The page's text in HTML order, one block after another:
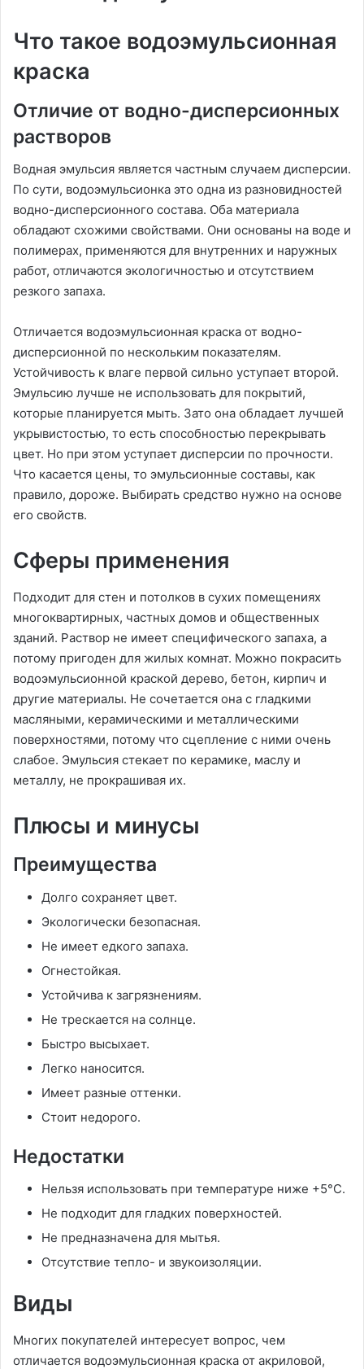
Что такое водоэмульсионная
краска
Отличие от водно-дисперсионных
растворов
Водная эмульсия является частным случаем дисперсии.
По сути, водоэмульсионка это одна из разновидностей
водно-дисперсионного состава. Оба материала
обладают схожими свойствами. Они основаны на воде и
полимерах, применяются для внутренних и наружных
работ, отличаются экологичностью и отсутствием
резкого запаха.
Отличается водоэмульсионная краска от водно-
дисперсионной по нескольким показателям.
Устойчивость к влаге первой сильно уступает второй.
Эмульсию лучше не использовать для покрытий,
которые планируется мыть. Зато она обладает лучшей
укрывистостью, то есть способностью перекрывать
цвет. Но при этом уступает дисперсии по прочности.
Что касается цены, то эмульсионные составы, как
правило, дороже. Выбирать средство нужно на основе
его свойств.
Сферы применения
Подходит для стен и потолков в сухих помещениях
многоквартирных, частных домов и общественных
зданий. Раствор не имеет специфического запаха, а
потому пригоден для жилых комнат. Можно покрасить
водоэмульсионной краской дерево, бетон, кирпич и
другие материалы. Не сочетается она с гладкими
масляными, керамическими и металлическими
поверхностями, потому что сцепление с ними очень
слабое. Эмульсия стекает по керамике, маслу и
металлу, не прокрашивая их.
Плюсы и минусы
Преимущества
Долго сохраняет цвет.
Экологически безопасная.
Не имеет едкого запаха.
Огнестойкая.
Устойчива к загрязнениям.
Не трескается на солнце.
Быстро высыхает.
Легко наносится.
Имеет разные оттенки.
Стоит недорого.
Недостатки
Нельзя использовать при температуре ниже +5°С.
Не подходит для гладких поверхностей.
Не предназначена для мытья.
Отсутствие тепло- и звукоизоляции.
Виды
Многих покупателей интересует вопрос, чем
отличается водоэмульсионная краска от акриловой,